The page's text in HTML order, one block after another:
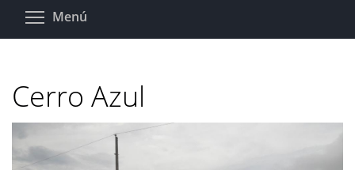
Pasar
Menú
Cerro Azul